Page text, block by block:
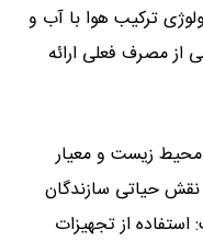
ترکیب هوا با آب و
از مصرف فعلی ارائه
محیط زیست و معیار
نقش حیاتی سازندگان
از تجهیزات